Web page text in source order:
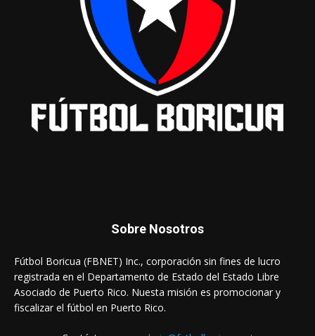
Sobre Nosotros
Fútbol Boricua (FBNET) Inc., corporación sin fines de lucro
registrada en el Departamento de Estado del Estado Libre
Asociado de Puerto Rico. Nuesta misión es promocionar y
fiscalizar el fútbol en Puerto Rico.